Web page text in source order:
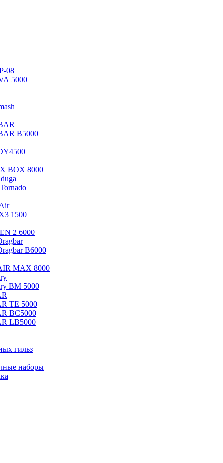
08
5000
B5000
BOX 8000
1500
2 6000
B6000
MAX 8000
BM 5000
TE 5000
BC5000
LB5000
гильз
наборы